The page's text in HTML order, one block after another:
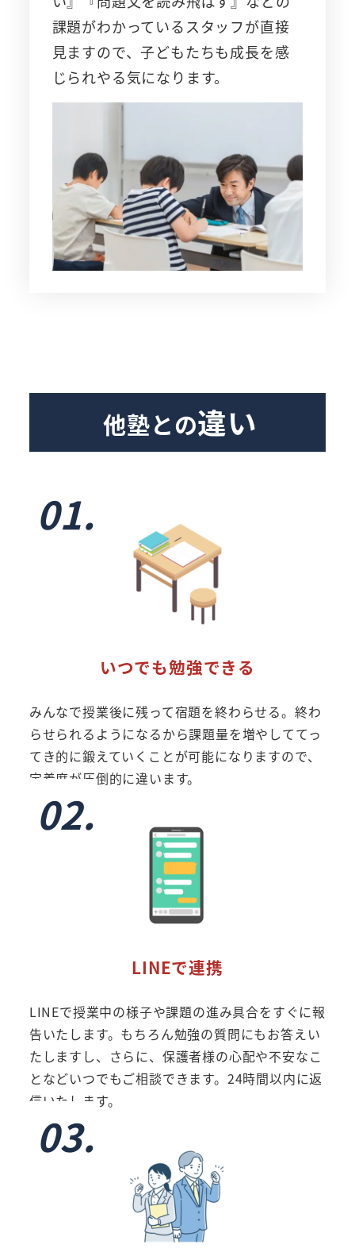
課題がわかっているスタッフが直接
見ますので、子どもたちも成長を感
じられやる気になります。
他塾との違い
01.
いつでも勉強できる
みんなで授業後に残って宿題を終わらせる。終わ
らせられるようになるから課題量を増やしててっ
てき的に鍛えていくことが可能になりますので、
定着度が圧倒的に違います。
02.
LINEで連携
LINEで授業中の様子や課題の進み具合をすぐに報
告いたします。もちろん勉強の質問にもお答えい
たしますし、さらに、保護者様の心配や不安なこ
となどいつでもご相談できます。24時間以内に返
信いたします。
03.